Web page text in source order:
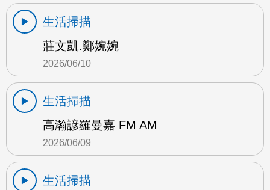
生活掃描
莊文凱.鄭婉婉
2026/06/10
生活掃描
高瀚諺羅曼嘉 FM AM
2026/06/09
生活掃描